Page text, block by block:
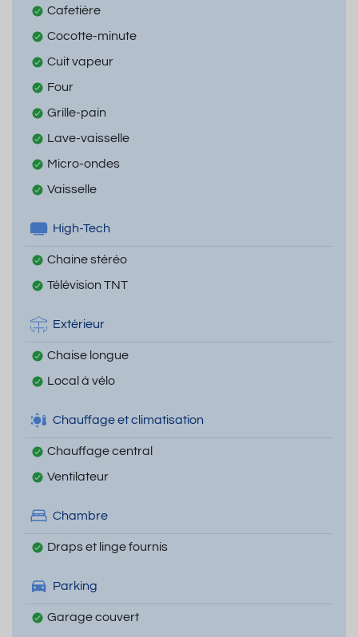
Cafetière
Cocotte-minute
Cuit vapeur
Four
Grille-pain
Lave-vaisselle
Micro-ondes
Vaisselle
High-Tech
Chaine stéréo
Télévision TNT
Extérieur
Chaise longue
Local à vélo
Chauffage et climatisation
Chauffage central
Ventilateur
Chambre
Draps et linge fournis
Parking
Garage couvert